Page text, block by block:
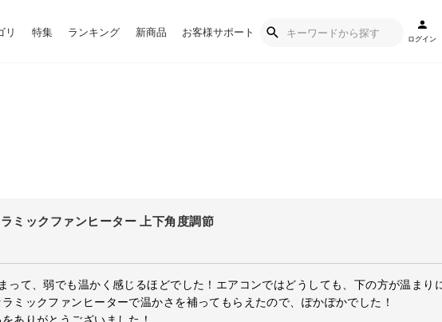
リ 特集 ランキング 新商品 お客様サポート
ログイン
ミックファンヒーター 上下角度調節
って、弱でも温かく感じるほどでした！エアコンではどうしても、下の方が温まり
ミックファンヒーターで温かさを補ってもらえたので、ぽかぽかでした！